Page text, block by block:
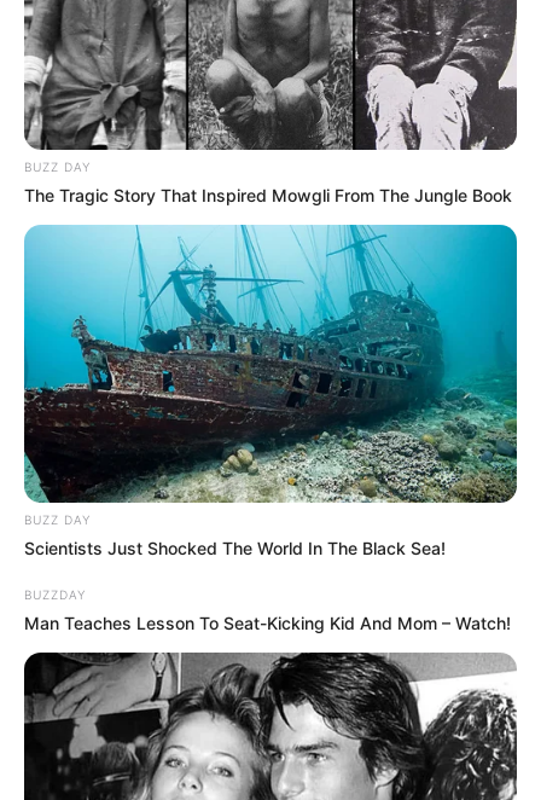
BUZZ DAY
The Tragic Story That Inspired Mowgli From The Jungle Book
BUZZ DAY
Scientists Just Shocked The World In The Black Sea!
BUZZDAY
Man Teaches Lesson To Seat-Kicking Kid And Mom – Watch!